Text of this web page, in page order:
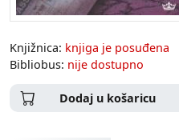
Knjižnica: knjiga je posuđena
Bibliobus: nije dostupno
Dodaj u košaricu